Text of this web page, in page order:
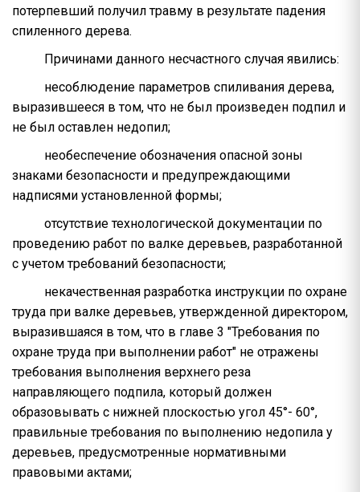
потерпевший получил травму в результате падения
спиленного дерева.
Причинами данного несчастного случая явились:
несоблюдение параметров спиливания дерева,
выразившееся в том, что не был произведен подпил и
не был оставлен недопил;
необеспечение обозначения опасной зоны
знаками безопасности и предупреждающими
надписями установленной формы;
отсутствие технологической документации по
проведению работ по валке деревьев, разработанной
с учетом требований безопасности;
некачественная разработка инструкции по охране
труда при валке деревьев, утвержденной директором,
выразившаяся в том, что в главе 3 "Требования по
охране труда при выполнении работ" не отражены
требования выполнения верхнего реза
направляющего подпила, который должен
образовывать с нижней плоскостью угол 45°- 60°,
правильные требования по выполнению недопила у
деревьев, предусмотренные нормативными
правовыми актами;